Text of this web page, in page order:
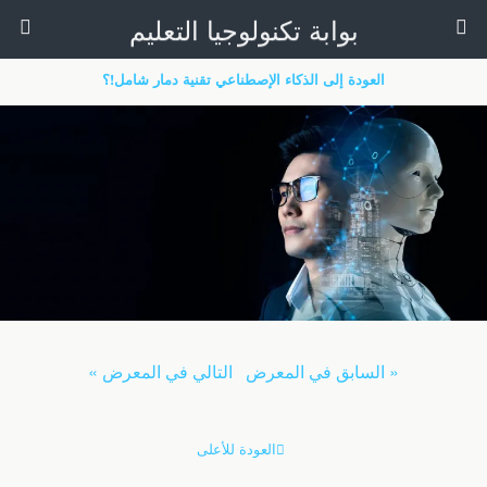
بوابة تكنولوجيا التعليم
العودة إلى الذكاء الإصطناعي تقنية دمار شامل!؟
« السابق في المعرض التالي في المعرض »
العودة للأعلى